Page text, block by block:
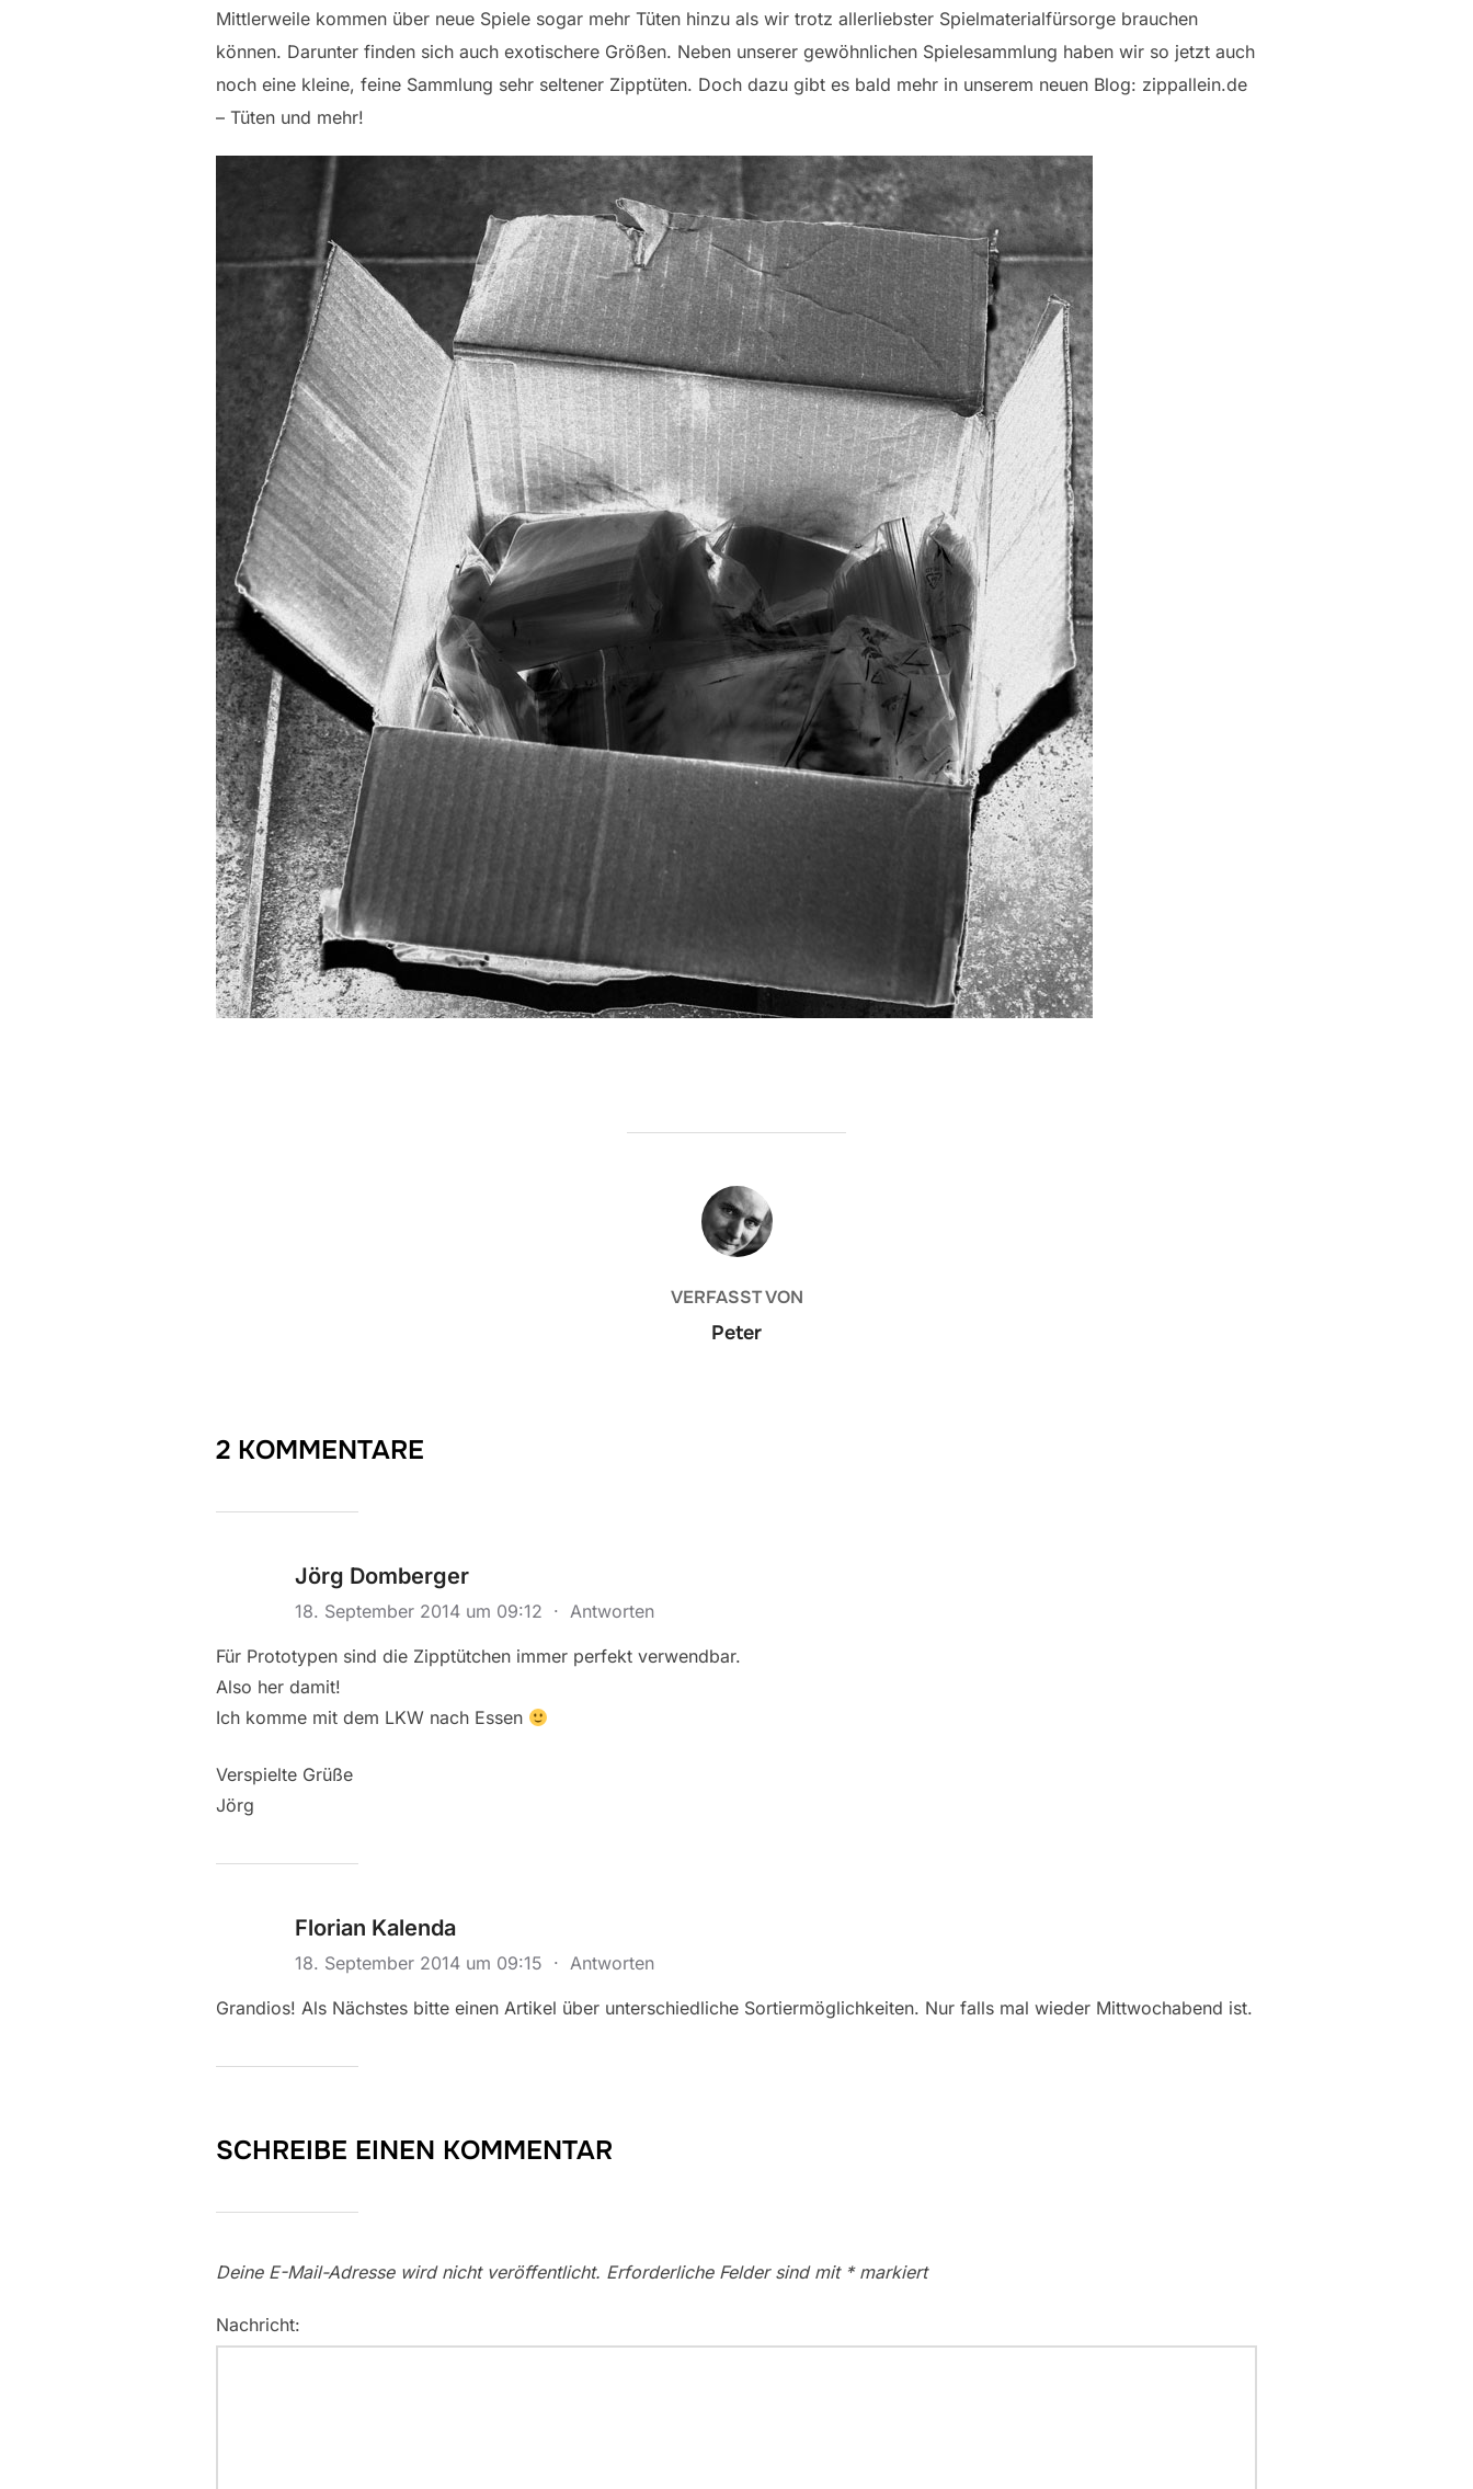
Mittlerweile kommen über neue Spiele sogar mehr Tüten hinzu als wir trotz allerliebster Spielmaterialfürsorge brauchen
können. Darunter finden sich auch exotischere Größen. Neben unserer gewöhnlichen Spielesammlung haben wir so jetzt auch
noch eine kleine, feine Sammlung sehr seltener Zipptüten. Doch dazu gibt es bald mehr in unserem neuen Blog: zippallein.de
– Tüten und mehr!
BEITRAGSAUTOR
VERFASST VON
Peter
2 KOMMENTARE
Jörg Domberger
18. September 2014 um 09:12 · Antworten
Für Prototypen sind die Zipptütchen immer perfekt verwendbar.
Also her damit!
Ich komme mit dem LKW nach Essen
Verspielte Grüße
Jörg
Florian Kalenda
18. September 2014 um 09:15 · Antworten
Grandios! Als Nächstes bitte einen Artikel über unterschiedliche Sortiermöglichkeiten. Nur falls mal wieder Mittwochabend ist.
SCHREIBE EINEN KOMMENTAR
Deine E-Mail-Adresse wird nicht veröffentlicht. Erforderliche Felder sind mit *markiert
Nachricht: